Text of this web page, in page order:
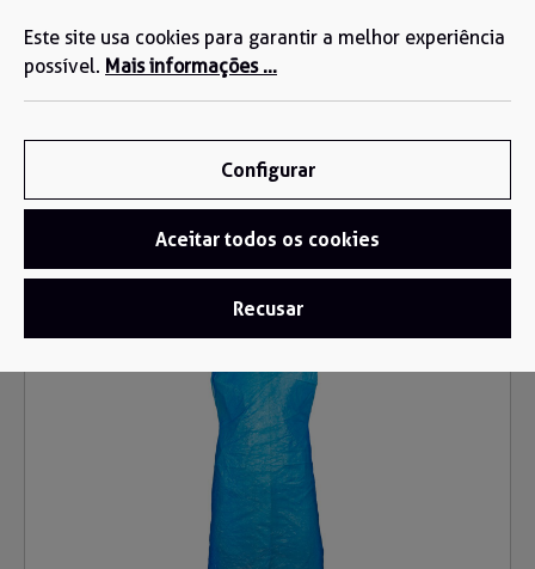
principal
Roupa descartável / Aventais Descartáveis
Este site usa cookies para garantir a melhor experiência
possível. Mais informações ...
Configurar
Aceitar todos os cookies
Recusar